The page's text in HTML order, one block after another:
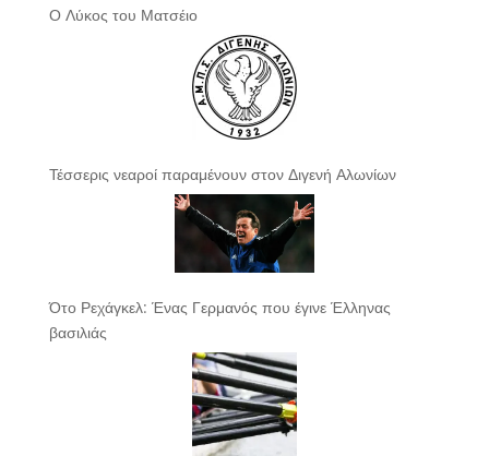
Ο Λύκος του Ματσέιο
Τέσσερις νεαροί παραμένουν στον Διγενή Αλωνίων
Ότο Ρεχάγκελ: Ένας Γερμανός που έγινε Έλληνας
βασιλιάς